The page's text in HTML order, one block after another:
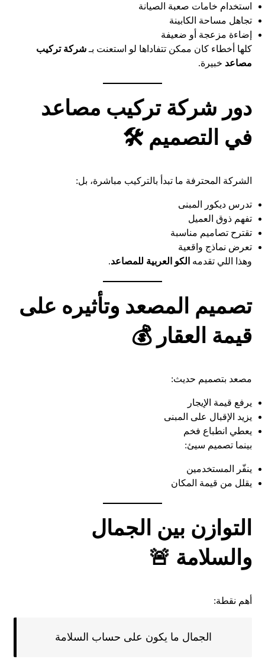
استخدام خامات صعبة الصيانة
تجاهل مساحة الكابينة
إضاءة مزعجة أو ضعيفة
كلها أخطاء كان ممكن تتفاداها لو استعنت بـشركة تركيب
مصاعد خبيرة.
دور شركة تركيب مصاعد
في التصميم 🛠️
الشركة المحترفة ما تبدأ بالتركيب مباشرة، بل:
تدرس ديكور المبنى
تفهم ذوق العميل
تقترح تصاميم مناسبة
تعرض نماذج واقعية
وهذا اللي تقدمه الكو العربية للمصاعد.
تصميم المصعد وتأثيره على
قيمة العقار 💰
مصعد بتصميم حديث:
يرفع قيمة الإيجار
يزيد الإقبال على المبنى
يعطي انطباع فخم
بينما تصميم سيئ:
ينفّر المستخدمين
يقلل من قيمة المكان
التوازن بين الجمال
والسلامة 🚨
أهم نقطة:
الجمال ما يكون على حساب السلامة